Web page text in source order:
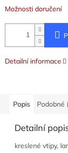
Možnosti doručení
Detailní informace
Popis Podobné
Detailní
kreslené vtipy,